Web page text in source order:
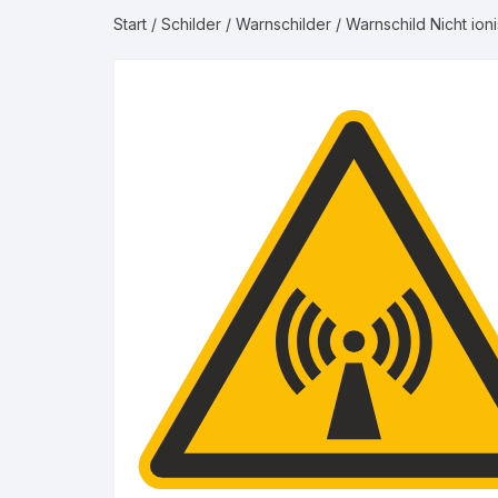
Gruppe 4 –
Gruppe 5 – Nicht
Gase
Gruppe 6 – Säuren
Gruppe 7 –
Gruppe 8 –
Flüssigkeiten
Gruppe 9 –
Flüssigkeiten
Start / Schilder / Warnschilder / Warnschild Nicht